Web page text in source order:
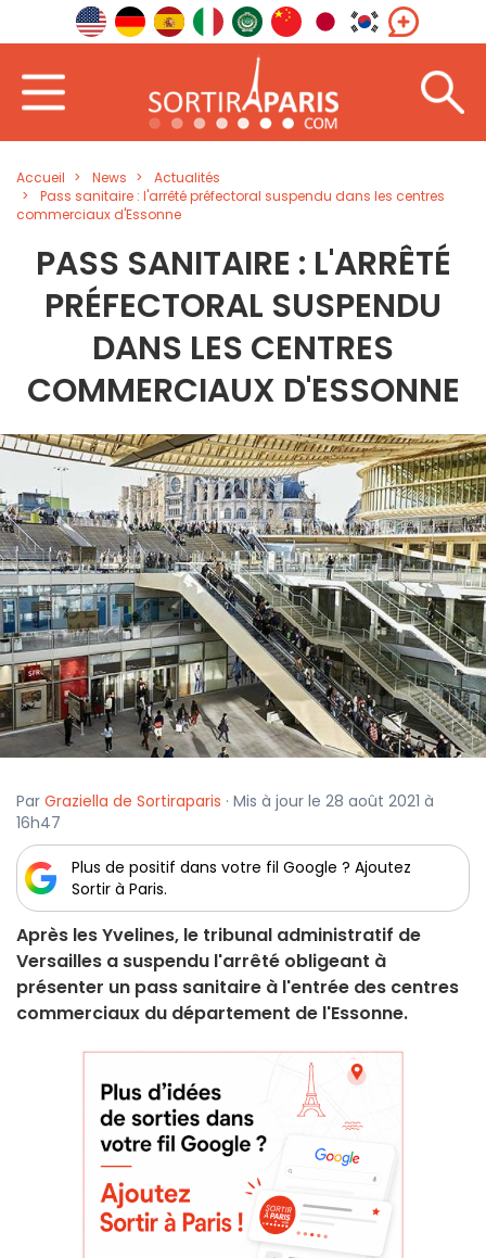
Accueil News
Actualités
Pass sanitaire : l'arrêté préfectoral suspendu dans les centres
commerciaux d'Essonne
PASS SANITAIRE : L'ARRÊTÉ
PRÉFECTORAL SUSPENDU
DANS LES CENTRES
COMMERCIAUX D'ESSONNE
Par Graziella de Sortiraparis · Mis à jour le 28 août 2021 à
16h47
Plus de positif dans votre fil Google ? Ajoutez
Sortir à Paris.
Après les Yvelines, le tribunal administratif de
Versailles a suspendu l'arrêté obligeant à
présenter un pass sanitaire à l'entrée des centres
commerciaux du département de l'Essonne.